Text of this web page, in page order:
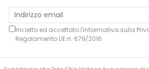
Ho letto ed accettato l'informativa sulla
Regolamento UE n. 679/2016